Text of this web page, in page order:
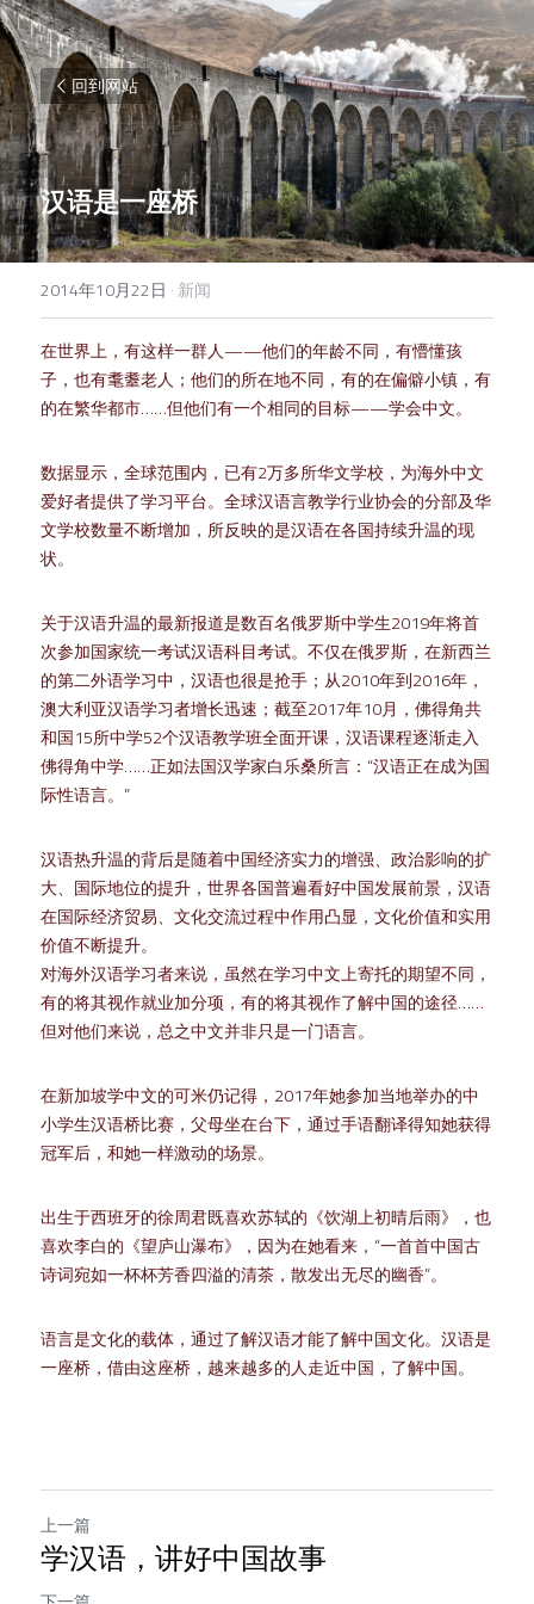
回到网站
汉语是一座桥
2014年10月22日 · 新闻
在世界上，有这样一群人——他们的年龄不同，有懵懂孩
子，也有耄耋老人；他们的所在地不同，有的在偏僻小镇，有
的在繁华都市……但他们有一个相同的目标——学会中文。
数据显示，全球范围内，已有2万多所华文学校，为海外中文
爱好者提供了学习平台。全球汉语言教学行业协会的分部及华
文学校数量不断增加，所反映的是汉语在各国持续升温的现
状。
关于汉语升温的最新报道是数百名俄罗斯中学生2019年将首
次参加国家统一考试汉语科目考试。不仅在俄罗斯，在新西兰
的第二外语学习中，汉语也很是抢手；从2010年到2016年，
澳大利亚汉语学习者增长迅速；截至2017年10月，佛得角共
和国15所中学52个汉语教学班全面开课，汉语课程逐渐走入
佛得角中学……正如法国汉学家白乐桑所言：“汉语正在成为国
际性语言。”
汉语热升温的背后是随着中国经济实力的增强、政治影响的扩
大、国际地位的提升，世界各国普遍看好中国发展前景，汉语
在国际经济贸易、文化交流过程中作用凸显，文化价值和实用
价值不断提升。
对海外汉语学习者来说，虽然在学习中文上寄托的期望不同，
有的将其视作就业加分项，有的将其视作了解中国的途径……
但对他们来说，总之中文并非只是一门语言。
在新加坡学中文的可米仍记得，2017年她参加当地举办的中
小学生汉语桥比赛，父母坐在台下，通过手语翻译得知她获得
冠军后，和她一样激动的场景。
出生于西班牙的徐周君既喜欢苏轼的《饮湖上初晴后雨》，也
喜欢李白的《望庐山瀑布》，因为在她看来，“一首首中国古
诗词宛如一杯杯芳香四溢的清茶，散发出无尽的幽香”。
语言是文化的载体，通过了解汉语才能了解中国文化。汉语是
一座桥，借由这座桥，越来越多的人走近中国，了解中国。
上一篇
学汉语，讲好中国故事